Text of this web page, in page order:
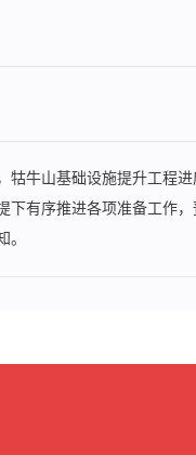
牯牛山基础设施提升工程
下有序推进各项准备工作
。